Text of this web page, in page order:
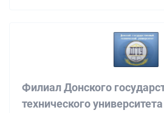
Филиал Донского
технического